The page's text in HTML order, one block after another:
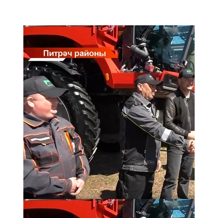
106,2 FM
Минзәлә
107,3 FM
Мөслим
100,0 FM
Нурлат
104,7 FM
Олы Әтнә
71,42 FM
Сарман